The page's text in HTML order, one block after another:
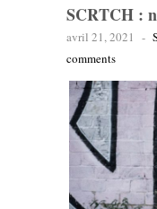
SCRTCH :
avril 21, 2021 -
comments